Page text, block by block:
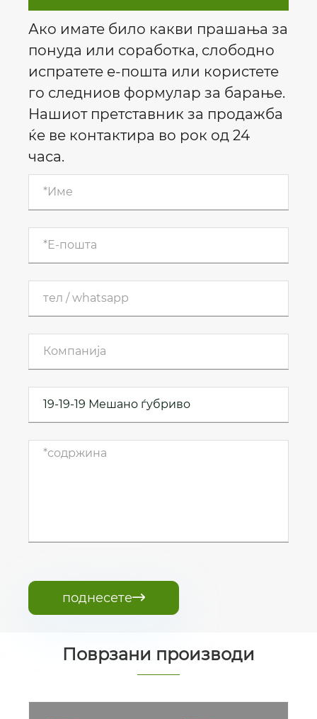
Ако имате било какви прашања за
понуда или соработка, слободно
испратете е-пошта или користете
го следниов формулар за барање.
Нашиот претставник за продажба
ќе ве контактира во рок од 24
часа.
поднесете
Поврзани производи